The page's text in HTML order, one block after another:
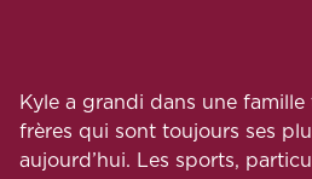
Kyle a grandi dans une famille
frères qui sont toujours ses
aujourd’hui. Les sports,